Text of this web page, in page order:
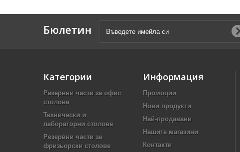
Бюлетин
Категории
Резервни части за офис
столове
Технически и
лабораторни столове
Резервни части за
фризьорски столове
Информация
Промоции
Нови продукти
Най-продавани
Нашите магазини
Контакти